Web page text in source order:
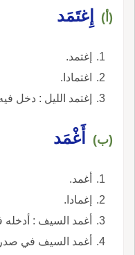
(أ) إِغتَمَد
إغتمد.
اغتمادا.
إغتمد الليل : دخل
(ب) أَغْمَد
أغمد.
إغمادا.
أغمد السيف :
أغمد السيف في